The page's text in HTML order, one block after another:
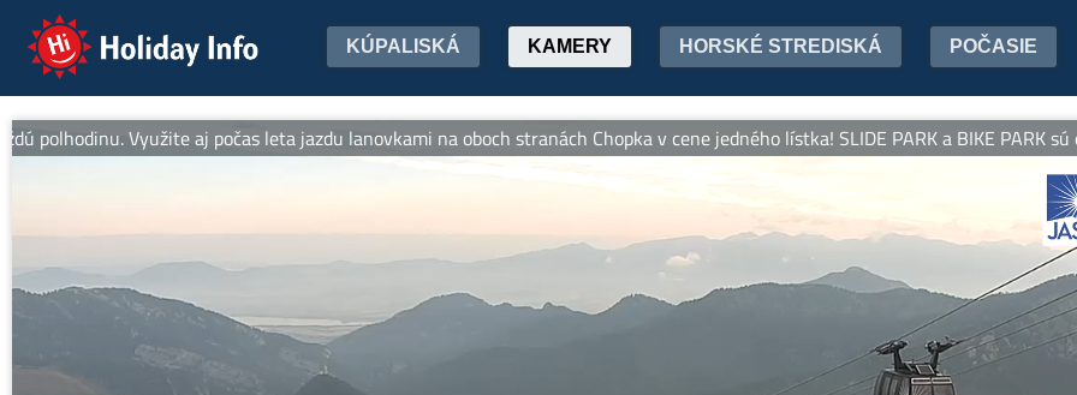
Holiday Info KÚPALISKÁ KAMERY HORSKÉ STREDISKÁ POČASIE
Využite aj počas leta jazdu lanovkami na oboch stranách Chopka v cene jedného lístka! SLIDE PARK a BIKE PARK